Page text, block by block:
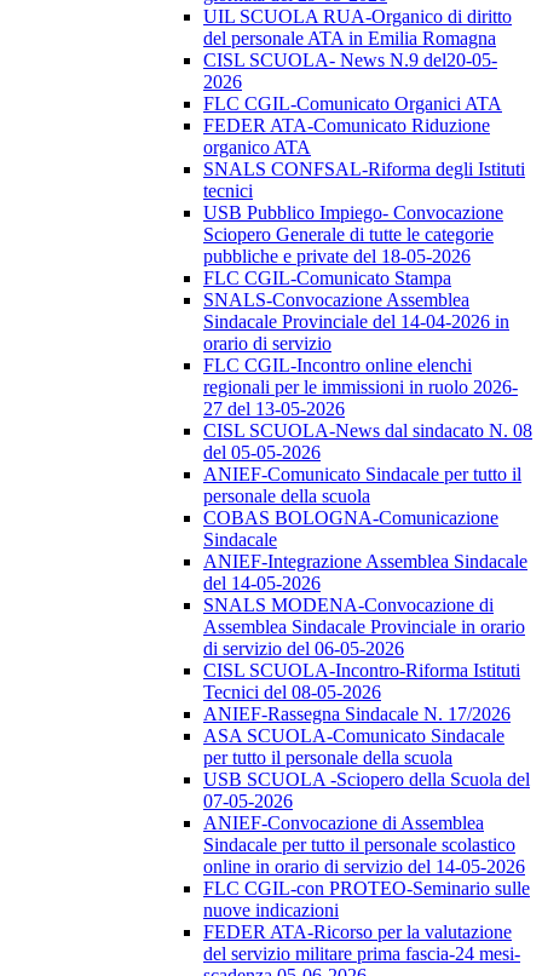
UIL SCUOLA RUA-Organico di diritto
del personale ATA in Emilia Romagna
CISL SCUOLA- News N.9 del20-05-
2026
FLC CGIL-Comunicato Organici ATA
FEDER ATA-Comunicato Riduzione
organico ATA
SNALS CONFSAL-Riforma degli Istituti
tecnici
USB Pubblico Impiego- Convocazione
Sciopero Generale di tutte le categorie
pubbliche e private del 18-05-2026
FLC CGIL-Comunicato Stampa
SNALS-Convocazione Assemblea
Sindacale Provinciale del 14-04-2026 in
orario di servizio
FLC CGIL-Incontro online elenchi
regionali per le immissioni in ruolo 2026-
27 del 13-05-2026
CISL SCUOLA-News dal sindacato N. 08
del 05-05-2026
ANIEF-Comunicato Sindacale per tutto il
personale della scuola
COBAS BOLOGNA-Comunicazione
Sindacale
ANIEF-Integrazione Assemblea Sindacale
del 14-05-2026
SNALS MODENA-Convocazione di
Assemblea Sindacale Provinciale in orario
di servizio del 06-05-2026
CISL SCUOLA-Incontro-Riforma Istituti
Tecnici del 08-05-2026
ANIEF-Rassegna Sindacale N. 17/2026
ASA SCUOLA-Comunicato Sindacale
per tutto il personale della scuola
USB SCUOLA -Sciopero della Scuola del
07-05-2026
ANIEF-Convocazione di Assemblea
Sindacale per tutto il personale scolastico
online in orario di servizio del 14-05-2026
FLC CGIL-con PROTEO-Seminario sulle
nuove indicazioni
FEDER ATA-Ricorso per la valutazione
del servizio militare prima fascia-24 mesi-